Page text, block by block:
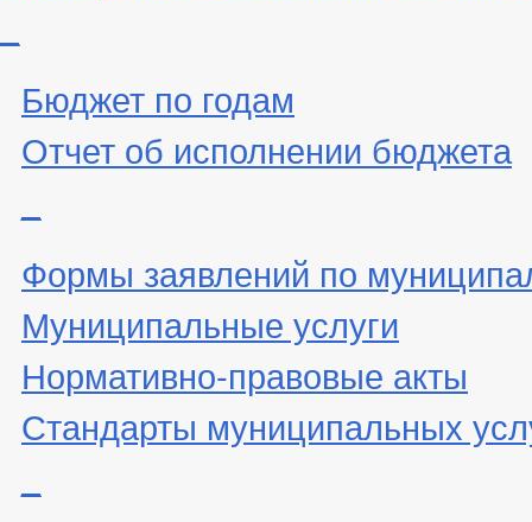
Бюджет по годам
Отчет об исполнении бюджета
Формы заявлений по
Муниципальные услуги
Нормативно-правовые акты
Стандарты муниципальных